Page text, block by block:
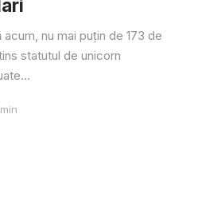
nu mai puțin de 173 de
statutul de unicorn
min